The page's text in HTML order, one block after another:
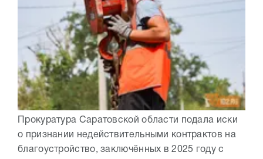
Прокуратура Саратовской области подала иски
о признании недействительными контрактов на
благоустройство, заключённых в 2025 году с